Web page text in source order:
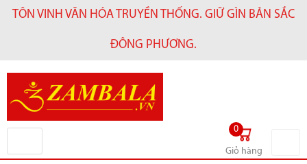
TÔN VINH VĂN HÓA TRUYỀN THỐNG. GIỮ GÌN BẢN SẮC
ĐÔNG PHƯƠNG.
0
Giỏ hàng